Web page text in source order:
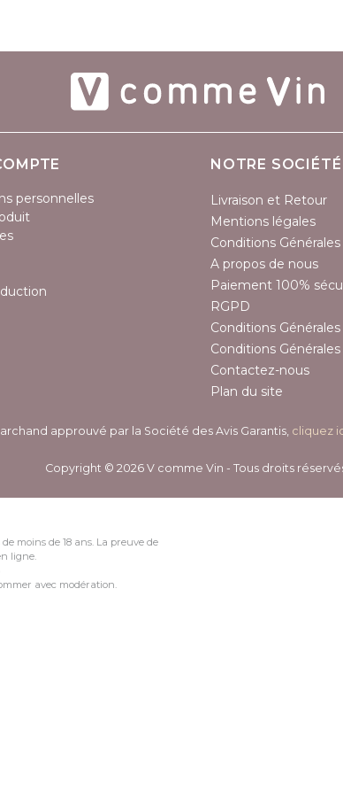
personnelles
NOTRE SOCIÉTÉ
Livraison et Retour
Mentions légales
Conditions
A propos de nous
Paiement 100%
RGPD
Conditions
Conditions
Contactez-nous
Plan du site
approuvé par la Société des Avis Garantis, cliquez
Copyright © 2026 V comme Vin - Tous droits
moins de 18 ans. La preuve de
ligne.
avec modération.